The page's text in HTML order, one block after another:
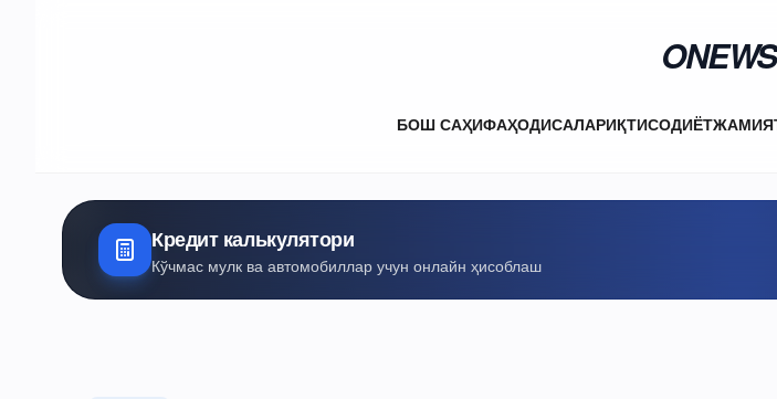
ONEWS
БОШ САҲИФАҲОДИСАЛАРИҚТИСОДИЁТ
Кредит калькулятори
Кўчмас мулк ва автомобиллар учун онлайн ҳисоблаш